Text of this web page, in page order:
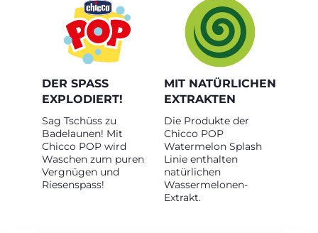
DER SPASS
EXPLODIERT!
Sag Tschüss zu
Badelaunen! Mit
Chicco POP wird
Waschen zum puren
Vergnügen und
Riesenspass!
MIT NATÜRLICHEN
EXTRAKTEN
Die Produkte der
Chicco POP
Watermelon Splash
Linie enthalten
natürlichen
Wassermelonen-
Extrakt.